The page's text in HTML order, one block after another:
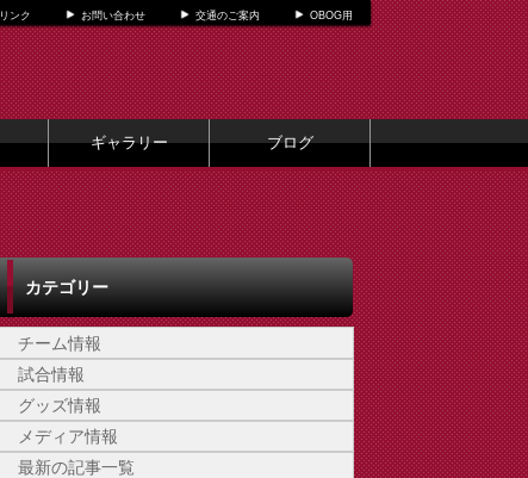
リンク お問い合わせ 交通のご案内 OBOG用
ギャラリー ブログ
カテゴリー
チーム情報
試合情報
グッズ情報
メディア情報
最新の記事一覧